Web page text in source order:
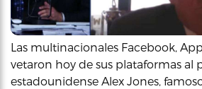
Las multinacionales Facebook,
vetaron hoy de sus plataformas al
estadounidense Alex Jones,